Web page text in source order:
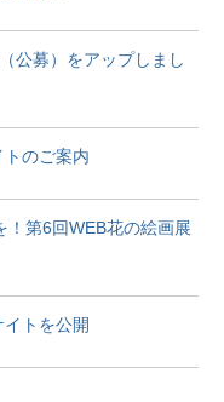
公募）をアップしまし
トのご案内
！第6回WEB花の絵画展
イトを公開